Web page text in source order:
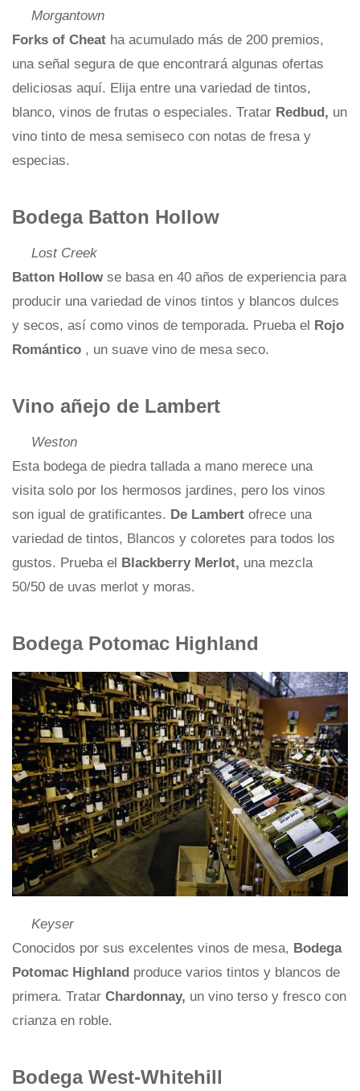
Morgantown
Forks of Cheat ha acumulado más de 200 premios,
una señal segura de que encontrará algunas ofertas
deliciosas aquí. Elija entre una variedad de tintos,
blanco, vinos de frutas o especiales. Tratar Redbud, un
vino tinto de mesa semiseco con notas de fresa y
especias.
Bodega Batton Hollow
Lost Creek
Batton Hollow se basa en 40 años de experiencia para
producir una variedad de vinos tintos y blancos dulces
y secos, así como vinos de temporada. Prueba el Rojo
Romántico , un suave vino de mesa seco.
Vino añejo de Lambert
Weston
Esta bodega de piedra tallada a mano merece una
visita solo por los hermosos jardines, pero los vinos
son igual de gratificantes. De Lambert ofrece una
variedad de tintos, Blancos y coloretes para todos los
gustos. Prueba el Blackberry Merlot, una mezcla
50/50 de uvas merlot y moras.
Bodega Potomac Highland
Keyser
Conocidos por sus excelentes vinos de mesa, Bodega
Potomac Highland produce varios tintos y blancos de
primera. Tratar Chardonnay, un vino terso y fresco con
crianza en roble.
Bodega West-Whitehill